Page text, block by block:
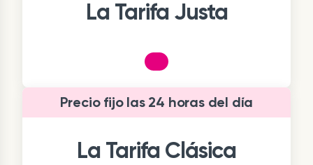
La Tarifa Justa
Precio fijo las 24 horas del día
La Tarifa Clásica